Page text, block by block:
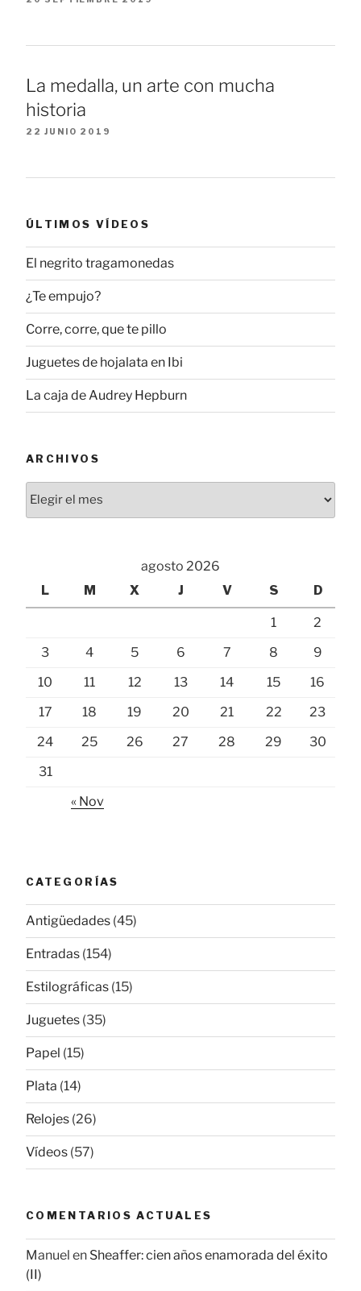
La medalla, un arte con mucha
historia
22 JUNIO 2019
ÚLTIMOS VÍDEOS
El negrito tragamonedas
¿Te empujo?
Corre, corre, que te pillo
Juguetes de hojalata en Ibi
La caja de Audrey Hepburn
ARCHIVOS
agosto 2026
L
M X J V S D
1
2
3
4 5 6 7 8
9
10
11 12 13 14 15
16
17
18 19 20 21 22
23
24
25 26 27 28 29
30
31
« Nov
CATEGORÍAS
Antigüedades (45)
Entradas (154)
Estilográficas (15)
Juguetes (35)
Papel (15)
Plata (14)
Relojes (26)
Vídeos (57)
COMENTARIOS ACTUALES
Manuel en Sheaffer: cien años enamorada del éxito
(II)